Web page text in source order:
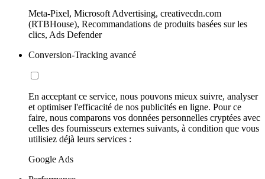
Meta-Pixel, Microsoft Advertising, creativecdn.com
(RTBHouse), Recommandations de produits basées sur les
clics, Ads Defender
Conversion-Tracking avancé
En acceptant ce service, nous pouvons mieux suivre, analyser
et optimiser l'efficacité de nos publicités en ligne. Pour ce
faire, nous comparons vos données personnelles cryptées avec
celles des fournisseurs externes suivants, à condition que vous
utilisiez déjà leurs services :
Google Ads